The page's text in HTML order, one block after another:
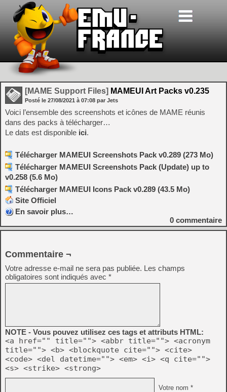
[MAME Support Files] MAMEUI Art Packs v0.235
Posté le 27/08/2021 à 07:08 par Jets
Voici l’ensemble des screenshots et icônes de MAME réunis
dans des packs à télécharger…
Le dats est disponible ici.
Télécharger MAMEUI Screenshots Pack v0.289 (273 Mo)
Télécharger MAMEUI Screenshots Pack (Update) up to
v0.258 (5.6 Mo)
Télécharger MAMEUI Icons Pack v0.289 (43.5 Mo)
Site Officiel
En savoir plus…
0 commentaire
Commentaire ¬
Votre adresse e-mail ne sera pas publiée. Les champs
obligatoires sont indiqués avec *
NOTE - Vous pouvez utilisez ces tags et attributs HTML:
<a href="" title=""> <abbr title=""> <acronym
title=""> <b> <blockquote cite=""> <cite>
<code> <del datetime=""> <em> <i> <q cite="">
<s> <strike> <strong>
Votre nom *